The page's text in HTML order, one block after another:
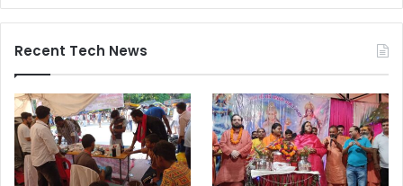
Recent Tech News